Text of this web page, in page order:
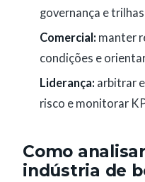
governança e
Comercial: manter
condições e
Liderança: arbitrar
risco e monitorar
Como
indústria de